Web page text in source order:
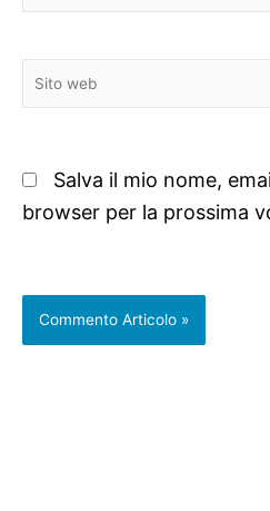
Sito
web
Salva il mio nome,
browser per la prossima